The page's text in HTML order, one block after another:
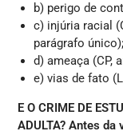
b) perigo de
c) injúria racial
parágrafo único);
d) ameaça (CP,
e) vias de fato
E O CRIME DE
ADULTA? Antes